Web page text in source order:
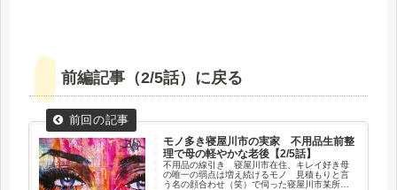
前編記事（2/5話）に戻る
モノ多き寝屋川市の実家 不用品生前整
理で母の軽やかな老後【2/5話】
不用品の線引き 寝屋川市在住、キレイ好き母
の唯一の弱点は増え続けるモノ 見積もりと言
う名の顔合わせ（笑）で伺った寝屋川市某所の